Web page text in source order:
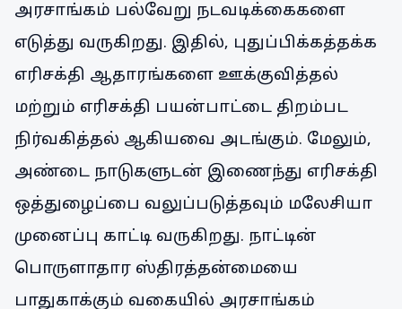
அரசாங்கம் பல்வேறு நடவடிக்கைகளை
எடுத்து வருகிறது. இதில், புதுப்பிக்கத்தக்க
எரிசக்தி ஆதாரங்களை ஊக்குவித்தல்
மற்றும் எரிசக்தி பயன்பாட்டை திறம்பட
நிர்வகித்தல் ஆகியவை அடங்கும். மேலும்,
அண்டை நாடுகளுடன் இணைந்து எரிசக்தி
ஒத்துழைப்பை வலுப்படுத்தவும் மலேசியா
முனைப்பு காட்டி வருகிறது. நாட்டின்
பொருளாதார ஸ்திரத்தன்மையை
பாதுகாக்கும் வகையில் அரசாங்கம்